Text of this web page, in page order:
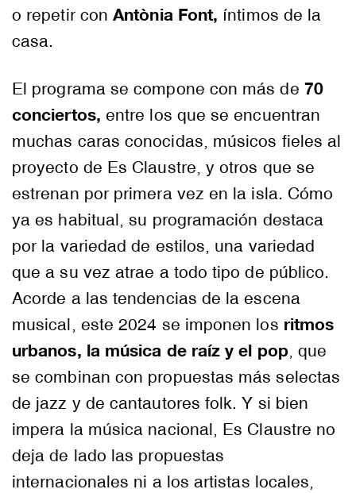
o repetir conAntònia Font, íntimos de la
casa.
El programa se compone con más de 70
conciertos, entre los que se encuentran
muchas caras conocidas, músicos fieles al
proyecto de Es Claustre, y otros que se
estrenan por primera vez en la isla. Cómo
ya es habitual, su programación destaca
por la variedad de estilos, una variedad
que a su vez atrae a todo tipo de público.
Acorde a las tendencias de la escena
musical, este 2024 se imponen los ritmos
urbanos, la música de raíz y el pop, que
se combinan con propuestas más selectas
de jazz y de cantautores folk. Y si bien
impera la música nacional, Es Claustre no
deja de lado las propuestas
internacionales ni a los artistas locales,